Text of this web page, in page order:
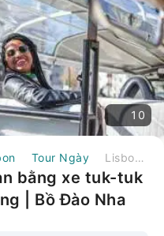
10
Tour Ngày Lisbon: Tour tham quan bằng xe tuk-tuk có hướng dẫn viên riêng | Bồ Đào Nha
bằng xe tuk-tuk
| Bồ Đào Nha